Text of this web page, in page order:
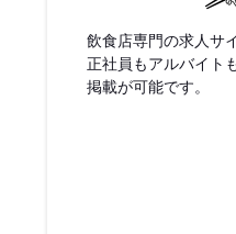
飲食店専門の求人サ
正社員もアルバイト
掲載が可能です。